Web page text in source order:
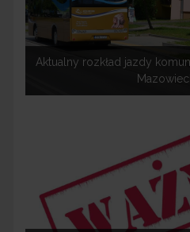
Aktualny rozkład jazdy